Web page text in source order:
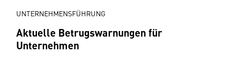
UNTERNEHMENSFÜHRUNG
Aktuelle Betrugs­warnungen für
Unternehmen